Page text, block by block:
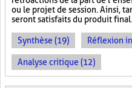
ou le projet de session. Ainsi,
seront satisfaits du produit final.
Synthèse (19) Réflexion
Analyse critique (12)